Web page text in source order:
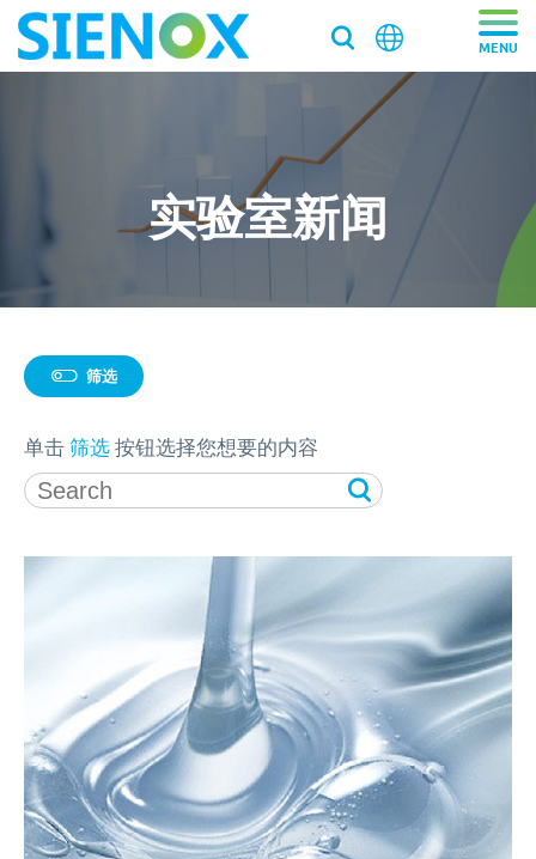
走近施诺斯
加入施诺斯
客户推荐信
国际品牌三轴点胶机选择施诺斯配套
白色膏体材料脱泡实验
离心脱泡机的工作原理及作用
产品中心
离心脱泡机
离心脱泡机SIE-VH350（针筒/搅拌罐脱泡）
工业大容量离心脱泡机SIE-VH960
实验室/科研机构小型静音离心除泡设备 SIE-C012
脱泡搅拌机
行星式脱泡机SIE‑MIX60 公转自转真空脱泡搅拌机
大容量真空脱泡搅拌机SIE‑MIX2000
实验均质机
高速乳化均质机 实验室高速搅拌分散机
多工位球磨混料机 实验室球磨机
加压/真空脱泡机
高压脱泡机 SIE-RX10-1200 触摸屏消泡机
电池浆料搅拌机
双行星搅拌机 + 挤料机 SIE‑ME20L 锂电池浆料搅拌
行星搅拌机 SIE-ME050 锂电池浆料搅拌脱泡机
电池浆料匀浆机 SIE‑GX500 高速搅拌分散机
全自动点胶机 精密点胶机设备
多工位球磨机 实验室精细研磨机
施诺斯小型定量分装机 多功能分装机 SIE-401
解决方案
医药/化工/新材料
胶水材料
医药凝胶材料搅拌脱泡解决方案
消费电子
银浆材料
高粘度胶水脱泡解决方案
胶粘剂行业
高粘度胶水搅拌脱泡的绝佳解决方案
工业大学涂膜材料脱泡解决方案
半导体/封装行业
电池浆料
银浆材料
LED原材
MORE+
其他应用
化妆品原料
服务支持
服务支持
寄样测试
寄送样品进行工艺实验
实验室租借
专业实验室租借服务
流体实验室时租服务
产品问答FAQ
脱泡机的作用是什么？
售后服务怎么样？
为什么要选择施诺斯？
MORE+
新闻资讯
新闻资讯
揭秘真空脱泡机如何进行胶水脱泡
施诺斯陪我做了3年的实验
两种比重相差较大的浆料搅拌
脱泡机新闻
离心脱泡机：实验室与工厂的高效利器
行星式脱泡机的广泛应用领域
如何将胶水中的气泡除掉
MORE+
联系我们
保持联系
我们在哪
广州市黄埔区骏功路22号B栋4楼
实验室新闻
筛选
单击筛选按钮选择您想要的内容
筛选2
Topicss
油墨
膏体
科研实验室
其他材料